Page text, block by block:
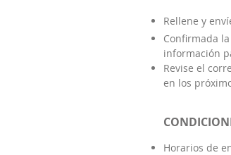
Rellene y
Confirmada
información
Revise el
en los
Horarios de